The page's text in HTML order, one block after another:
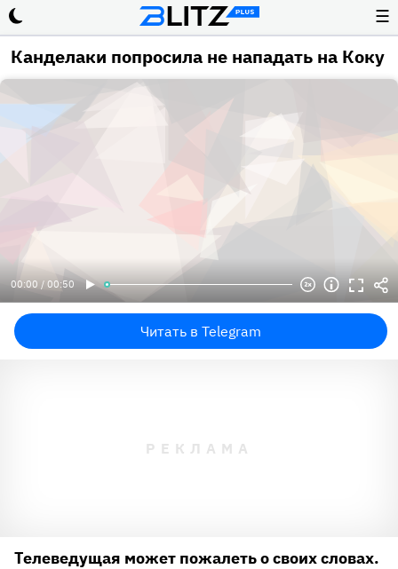
☰
Канделаки попросила не нападать на Коку
00:00 / 00:50
Читать в Telegram
Телеведущая может пожалеть о своих словах.